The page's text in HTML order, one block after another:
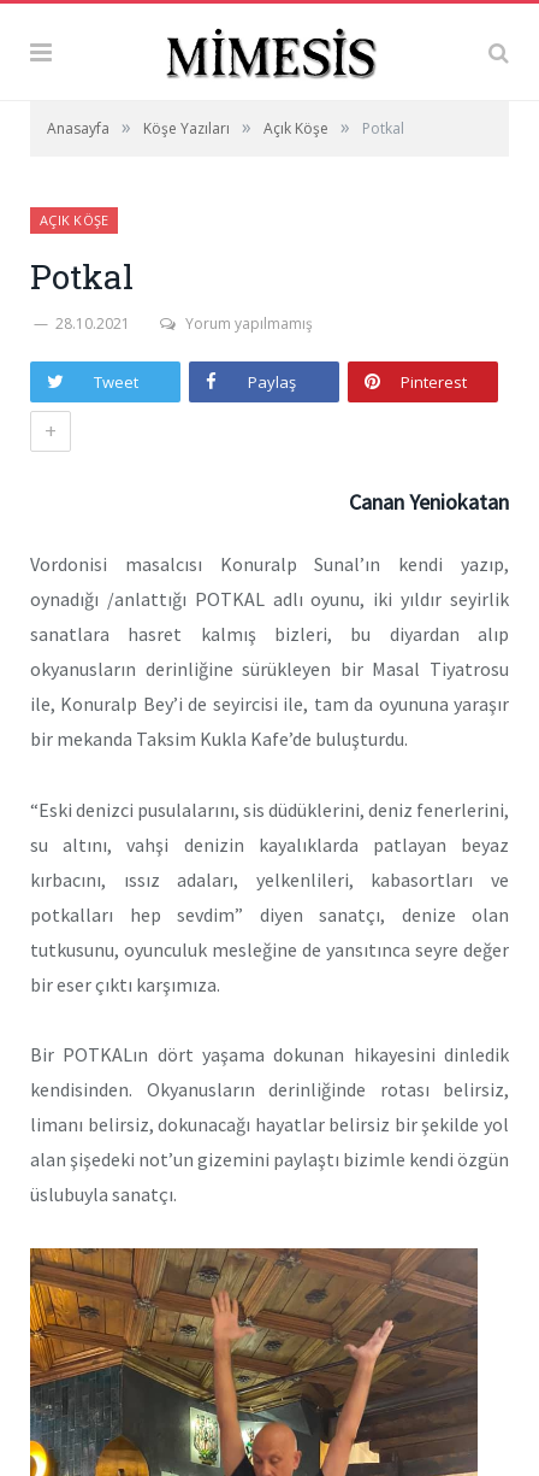
Anasayfa » Köşe Yazıları » Açık Köşe » Potkal
AÇIK KÖŞE
Potkal
28.10.2021 Yorum yapılmamış
Tweet Paylaş Pinterest
+
Canan Yeniokatan
Vordonisi masalcısı Konuralp Sunal’ın kendi yazıp,
oynadığı /anlattığı POTKAL adlı oyunu, iki yıldır seyirlik
sanatlara hasret kalmış bizleri, bu diyardan alıp
okyanusların derinliğine sürükleyen bir Masal Tiyatrosu
ile, Konuralp Bey’i de seyircisi ile, tam da oyununa yaraşır
bir mekanda Taksim Kukla Kafe’de buluşturdu.
“Eski denizci pusulalarını, sis düdüklerini, deniz fenerlerini,
su altını, vahşi denizin kayalıklarda patlayan beyaz
kırbacını, ıssız adaları, yelkenlileri, kabasortları ve
potkalları hep sevdim” diyen sanatçı, denize olan
tutkusunu, oyunculuk mesleğine de yansıtınca seyre değer
bir eser çıktı karşımıza.
Bir POTKALın dört yaşama dokunan hikayesini dinledik
kendisinden. Okyanusların derinliğinde rotası belirsiz,
limanı belirsiz, dokunacağı hayatlar belirsiz bir şekilde yol
alan şişedeki not’un gizemini paylaştı bizimle kendi özgün
üslubuyla sanatçı.